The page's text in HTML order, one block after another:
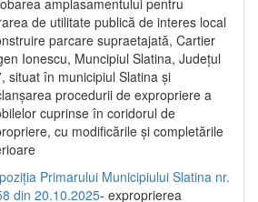
amplasamentului pentru
de utilitate publică de interes local
parcare supraetajată, Cartier
Ionescu, Muncipiul Slatina, Judeţul
situat în municipiul Slatina şi
procedurii de expropriere a
cuprinse în coridorul de
cu modificările şi completările
Primarului Municipiului Slatina nr.
din 20.10.2025- exproprierea